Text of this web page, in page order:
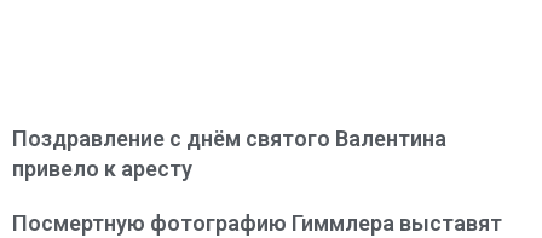
Поздравление с днём святого Валентина
привело к аресту
Посмертную фотографию Гиммлера выставят